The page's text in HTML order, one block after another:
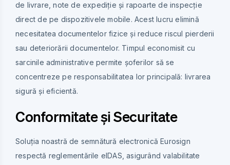
de livrare, note de expediție și rapoarte de inspecție
direct de pe dispozitivele mobile. Acest lucru elimină
necesitatea documentelor fizice și reduce riscul pierderii
sau deteriorării documentelor. Timpul economisit cu
sarcinile administrative permite șoferilor să se
concentreze pe responsabilitatea lor principală: livrarea
sigură și eficientă.
Conformitate și Securitate
Soluția noastră de semnătură electronică Eurosign
respectă reglementările eIDAS, asigurând valabilitate